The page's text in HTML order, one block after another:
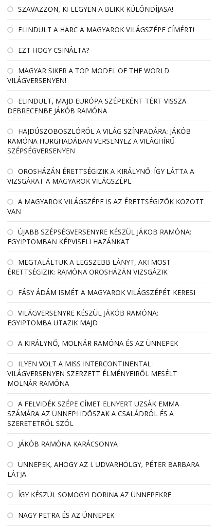
SZAVAZZON, KI LEGYEN A BLIKK KÜLÖNDÍJASA!
ELINDULT A HARC A MAGYAROK VILÁGSZÉPE CÍMÉRT!
EZT HOGY CSINÁLTA?
MAGYAR SIKER A TOP MODEL OF THE WORLD
VILÁGVERSENYEN!
ELINDULT, MAJD EURÓPA SZÉPEKÉNT TÉRT VISSZA
DEBRECENBE JÁKÓB RAMÓNA
HAJDÚSZOBOSZLÓRÓL A VILÁG SZÍNPADÁRA: JÁKÓB
RAMÓNA HURGHADÁBAN VERSENYEZ A VILÁGHÍRŰ
SZÉPSÉGVERSENYEN
OROSHÁZÁN ÉRETTSÉGIZIK A KIRÁLYNŐ: ÍGY LÁTTA A
VIZSGÁKAT A MAGYAROK VILÁGSZÉPE
A MAGYAROK VILÁGSZÉPE IS AZ ÉRETTSÉGIZŐK KÖZÖTT
VAN
ÚJABB SZÉPSÉGVERSENYRE KÉSZÜL JÁKOB RAMÓNA:
EGYIPTOMBAN KÉPVISELI HAZÁNKAT
MEGTALÁLTUK A LEGSZEBB LÁNYT, AKI MOST
ÉRETTSÉGIZIK: RAMÓNA OROSHÁZÁN VIZSGÁZIK
FÁSY ÁDÁM ISMÉT A MAGYAROK VILÁGSZÉPÉT KERESI
VILÁGVERSENYRE KÉSZÜL JÁKÓB RAMÓNA:
EGYIPTOMBA UTAZIK MAJD
A KIRÁLYNŐ, MOLNÁR RAMÓNA ÉS AZ ÜNNEPEK
ILYEN VOLT A MISS INTERCONTINENTAL:
VILÁGVERSENYEN SZERZETT ÉLMÉNYEIRŐL MESÉLT
MOLNÁR RAMÓNA
A FELVIDÉK SZÉPE CÍMET ELNYERT UZSÁK EMMA
SZÁMÁRA AZ ÜNNEPI IDŐSZAK A CSALÁDRÓL ÉS A
SZERETETRŐL SZÓL
JÁKÓB RAMÓNA KARÁCSONYA
ÜNNEPEK, AHOGY AZ I. UDVARHÖLGY, PÉTER BARBARA
LÁTJA
ÍGY KÉSZÜL SOMOGYI DORINA AZ ÜNNEPEKRE
NAGY PETRA ÉS AZ ÜNNEPEK